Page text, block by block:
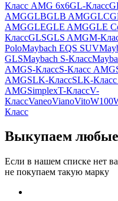
Класс AMG 6x6GL-Класс
AMGGLBGLB AMGGLC
AMGGLEGLE AMGGLE
КлассGLSGLS AMGM-
PoloMaybach EQS SUV
GLSMaybach S-Класс
AMGS-КлассS-Класс AMG
AMGSLK-КлассSLK-
AMGSimplexT-КлассV-
КлассVaneoVianoVitoW100
Класс
Выкупаем
Если в нашем списке нет
не покупаем такую марку